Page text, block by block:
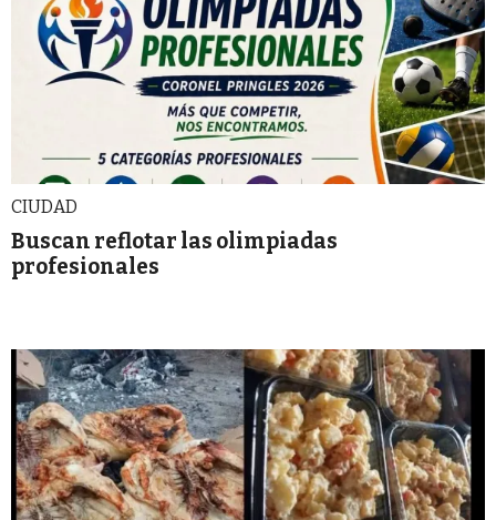
CIUDAD
Buscan reflotar las olimpiadas
profesionales